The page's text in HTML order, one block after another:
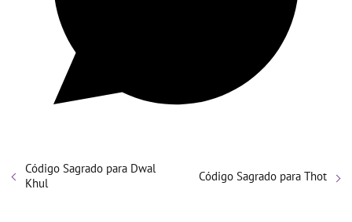
Código Sagrado para Dwal
Khul
Código Sagrado para Thot